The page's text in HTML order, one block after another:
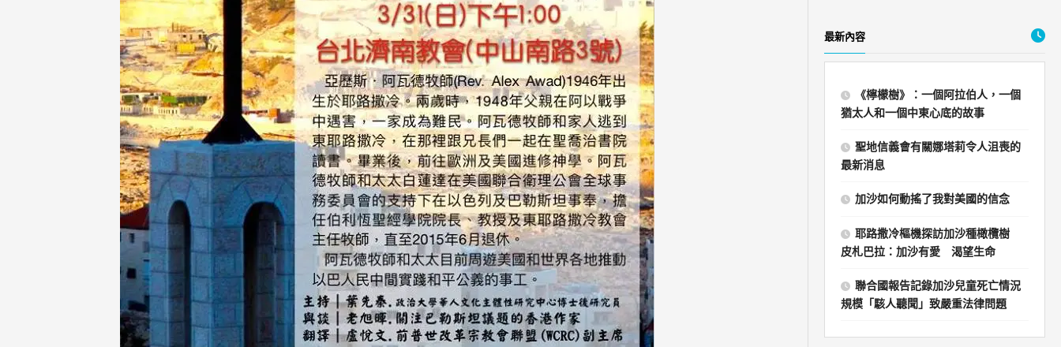
最新內容
《檸檬樹》：一個阿拉伯人，一個
猶太人和一個中東心底的故事
聖地信義會有關娜塔莉令人沮喪的
最新消息
加沙如何動搖了我對美國的信念
耶路撒冷樞機探訪加沙種橄欖樹
皮札巴拉：加沙有愛 渴望生命
聯合國報告記錄加沙兒童死亡情況
規模「駭人聽聞」致嚴重法律問題